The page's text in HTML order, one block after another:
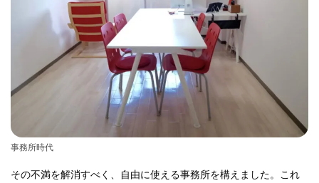
事務所時代
その不満を解消すべく、自由に使える事務所を構えました。これ